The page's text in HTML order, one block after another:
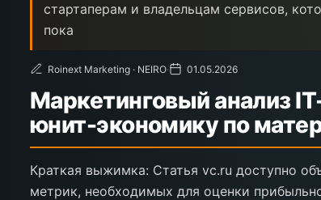
стартаперам и владельцам сервисов,
пока
Roinext Marketing · NEIRO· 01.05.2026
Маркетинговый анализ
юнит-экономику по
Краткая выжимка: Статья vc.ru доступно
метрик, необходимых для оценки